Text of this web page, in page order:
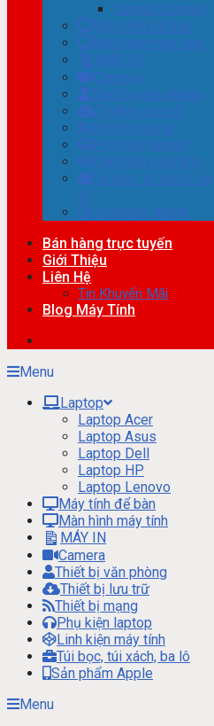
Bán hàng trực tuyến
Giới Thiệu
Liên Hệ
Tin Khuyến Mãi
Blog Máy Tính
Menu
Laptop
Laptop Acer
Laptop Asus
Laptop Dell
Laptop HP
Laptop Lenovo
Máy tính để bàn
Màn hình máy tính
MÁY IN
Camera
Thiết bị văn phòng
Thiết bị lưu trữ
Thiết bị mạng
Phụ kiện laptop
Linh kiện máy tính
Túi bọc, túi xách, ba lô
Sản phẩm Apple
Menu